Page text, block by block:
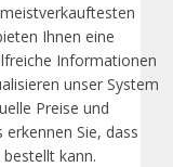
Ihnen eine
Informationen
unser System
Preise und
Sie, dass
kann.